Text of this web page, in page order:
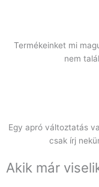
Termékeinket mi
nem
Egy apró változtatás
csak írj
Akik már